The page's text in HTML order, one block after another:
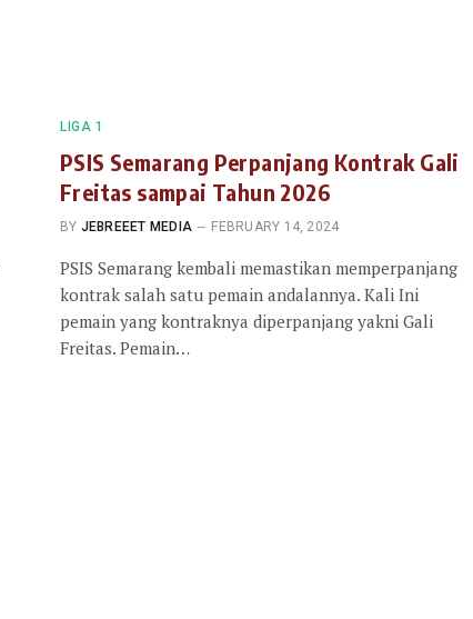
LIGA 1
PSIS Semarang Perpanjang Kontrak Gali
Freitas sampai Tahun 2026
BY JEBREEET MEDIA FEBRUARY 14, 2024
PSIS Semarang kembali memastikan memperpanjang
kontrak salah satu pemain andalannya. Kali Ini
pemain yang kontraknya diperpanjang yakni Gali
Freitas. Pemain…